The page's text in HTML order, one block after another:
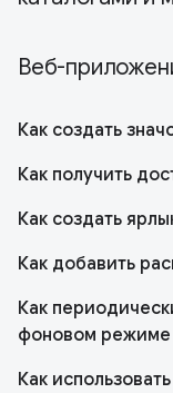
Веб-
Как создать
Как получить
Как создать
Как добавить
Как
фоновом режиме
Как